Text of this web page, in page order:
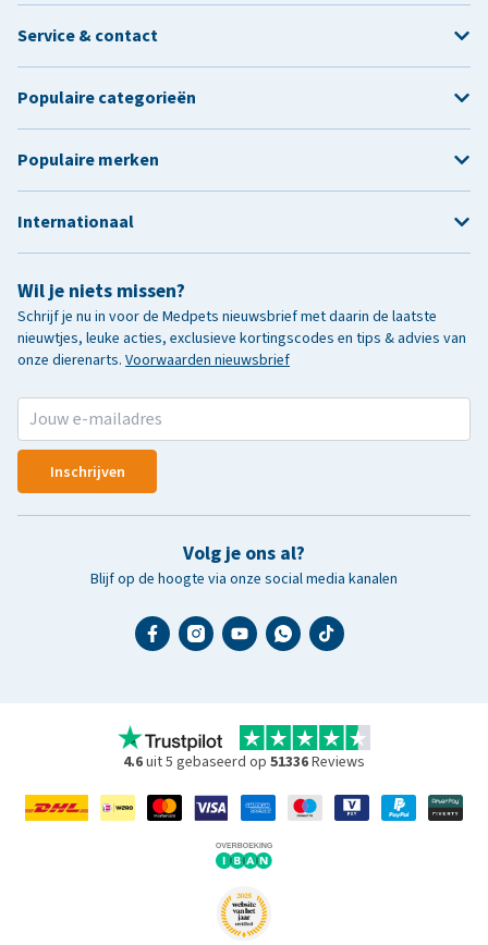
Wil je niets missen?
Schrijf je nu in voor de Medpets nieuwsbrief met daarin de laatste
nieuwtjes, leuke acties, exclusieve kortingscodes en tips & advies van
onze dierenarts. Voorwaarden nieuwsbrief
Inschrijven
Volg je ons al?
Blijf op de hoogte via onze social media kanalen
Service & contact
Populaire categorieën
Populaire merken
Internationaal
4.6uit 5 gebaseerd op 51336Reviews